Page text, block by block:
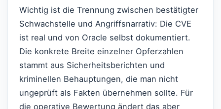
Wichtig ist die Trennung zwischen bestätigter
Schwachstelle und Angriffsnarrativ: Die CVE
ist real und von Oracle selbst dokumentiert.
Die konkrete Breite einzelner Opferzahlen
stammt aus Sicherheitsberichten und
kriminellen Behauptungen, die man nicht
ungeprüft als Fakten übernehmen sollte. Für
die operative Bewertung ändert das aber